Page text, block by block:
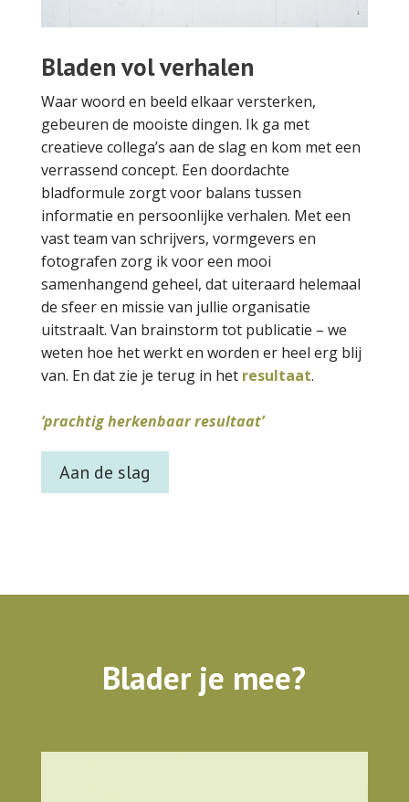
Bladen vol verhalen
Waar woord en beeld elkaar versterken,
gebeuren de mooiste dingen. Ik ga met
creatieve collega’s aan de slag en kom met een
verrassend concept. Een doordachte
bladformule zorgt voor balans tussen
informatie en persoonlijke verhalen. Met een
vast team van schrijvers, vormgevers en
fotografen zorg ik voor een mooi
samenhangend geheel, dat uiteraard helemaal
de sfeer en missie van jullie organisatie
uitstraalt. Van brainstorm tot publicatie – we
weten hoe het werkt en worden er heel erg blij
van. En dat zie je terug in het resultaat.
‘prachtig herkenbaar resultaat’
Aan de slag
Blader je mee?